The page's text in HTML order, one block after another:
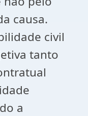
causa.
civil
tanto
a